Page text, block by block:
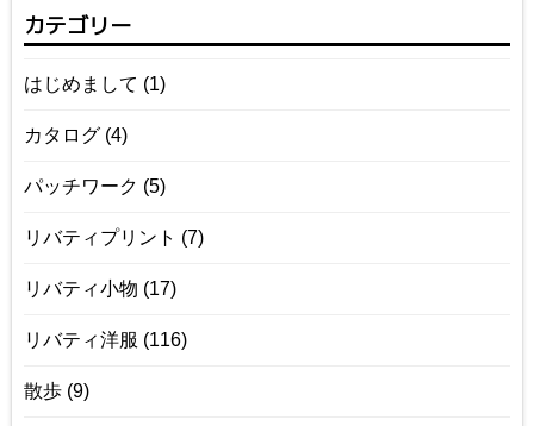
カテゴリー
はじめまして (1)
カタログ (4)
パッチワーク (5)
リバティプリント (7)
リバティ小物 (17)
リバティ洋服 (116)
散歩 (9)